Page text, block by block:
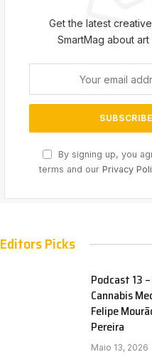
Get the latest
SmartMag about art
By signing up, you
terms and our Privacy
Editors Picks
Podcast 13
Cannabis
Felipe
Pereira
Maio 13, 2026